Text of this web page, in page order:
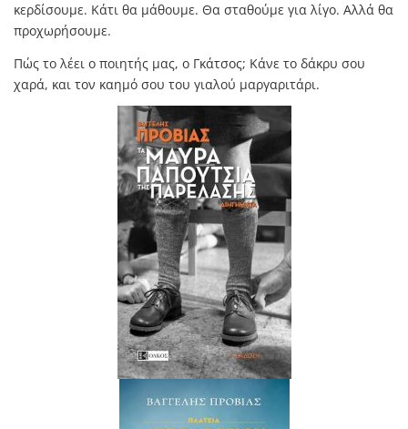
κερδίσουμε. Κάτι θα μάθουμε. Θα σταθούμε για λίγο. Αλλά θα
προχωρήσουμε.
Πώς το λέει ο ποιητής μας, ο Γκάτσος; Κάνε το δάκρυ σου
χαρά, και τον καημό σου του γιαλού μαργαριτάρι.